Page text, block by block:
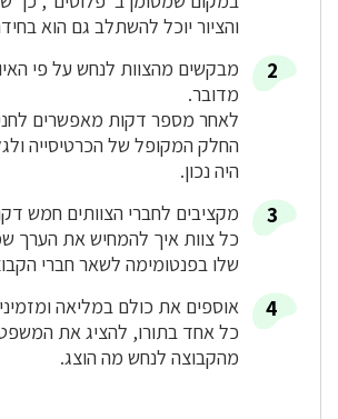
והציור יוכל להשתלב גם הוא
מבקשים מהצוות לנחש על פי
מדובר.
לאחר מספר דקות מאפשרים
החלק המקופל של הכרטיסייה
היה נכון.
מקציבים לחברי הצוותים חמש
כל צוות איך להמחיש את הערך
שלו בפנטומימה לשאר חברי
אוספים את כולם במליאה
כל אחד בתורו, להציג את
מהקבוצה לנחש מה הוצג.